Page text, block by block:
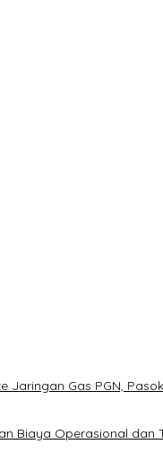
Jaringan Gas PGN,
Biaya Operasional dan